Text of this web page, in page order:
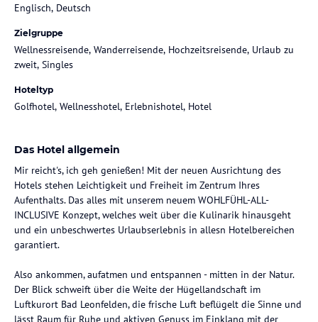
Englisch, Deutsch
Zielgruppe
Wellnessreisende, Wanderreisende, Hochzeitsreisende, Urlaub zu
zweit, Singles
Hoteltyp
Golfhotel, Wellnesshotel, Erlebnishotel, Hotel
Das Hotel allgemein
Mir reicht's, ich geh genießen! Mit der neuen Ausrichtung des
Hotels stehen Leichtigkeit und Freiheit im Zentrum Ihres
Aufenthalts. Das alles mit unserem neuem WOHLFÜHL-ALL-
INCLUSIVE Konzept, welches weit über die Kulinarik hinausgeht
und ein unbeschwertes Urlaubserlebnis in allesn Hotelbereichen
garantiert.
Also ankommen, aufatmen und entspannen - mitten in der Natur.
Der Blick schweift über die Weite der Hügellandschaft im
Luftkurort Bad Leonfelden, die frische Luft beflügelt die Sinne und
lässt Raum für Ruhe und aktiven Genuss im Einklang mit der